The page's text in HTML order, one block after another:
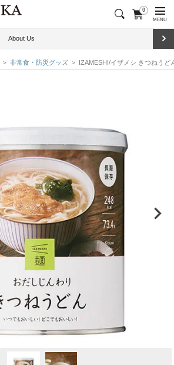
0
MENU
About Us
非常食・防災グッズ IZAMESHI/イザメシ きつねうど